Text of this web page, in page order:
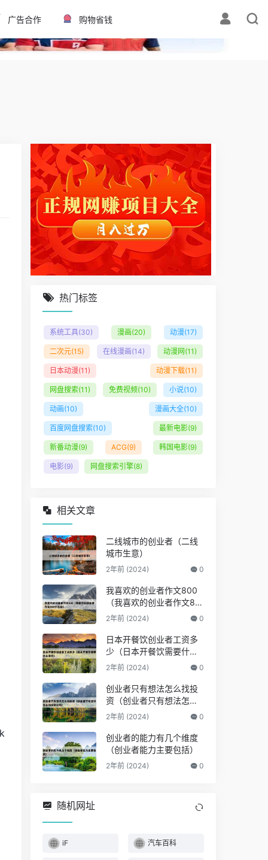
✕
广告合作 购物省钱
热门标签
系统工具(30) 漫画(20) 动漫(17)
二次元(15) 在线漫画(14) 动漫网 (11)
日本动漫(11) 动漫下载(11)
网盘搜索(11) 免费视频(10) 小说(10)
动画(10) 漫画大全(10)
百度网盘搜索(10) 最新电影(9)
新番动漫(9) ACG(9) 韩国电影(9)
电影(9) 网盘搜索引擎(8)
相关文章
二线城市的创业者（二线
城市生意）
2年前 (2024) 0
我喜欢的创业者作文800
（我喜欢的创业者作文80
0字左右）
2年前 (2024) 0
日本开餐饮创业者工资多
少（日本开餐饮需要什么
条件）
2年前 (2024) 0
创业者只有想法怎么找投
资（创业者只有想法怎么
找投资公司）
2年前 (2024) 0
创业者的能力有几个维度
（创业者能力主要包括）
2年前 (2024) 0
随机网址
iF 汽车百科